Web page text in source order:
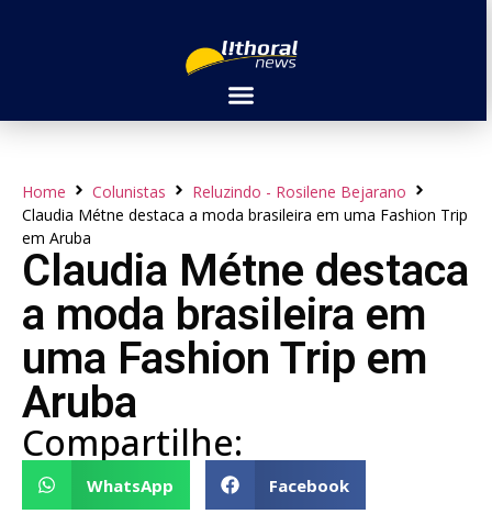
Home Colunistas
Reluzindo - Rosilene Bejarano
Claudia Métne destaca a moda brasileira em uma Fashion Trip
em Aruba
Claudia Métne destaca
a moda brasileira em
uma Fashion Trip em
Aruba
Compartilhe:
WhatsApp Facebook